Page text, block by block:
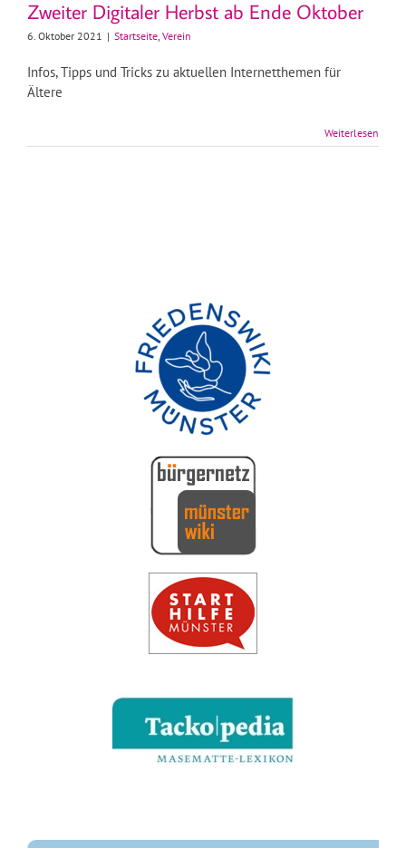
Zweiter Digitaler Herbst ab Ende Oktober
6. Oktober 2021 | Startseite, Verein
Infos, Tipps und Tricks zu aktuellen Internetthemen für
Ältere
Weiterlesen